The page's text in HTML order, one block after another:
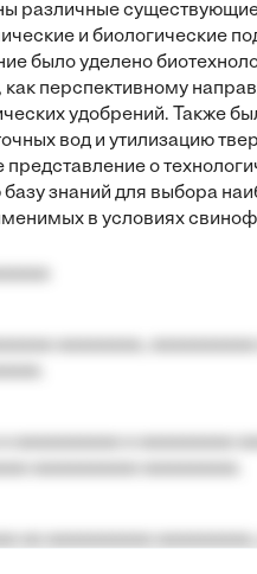
различные
и биологические
было уделено
перспективному
удобрений. Также
вод и утилизацию
о
знаний для выбора
в условиях